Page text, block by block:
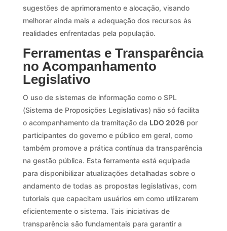
sugestões de aprimoramento e alocação, visando
melhorar ainda mais a adequação dos recursos às
realidades enfrentadas pela população.
Ferramentas e Transparência
no Acompanhamento
Legislativo
O uso de sistemas de informação como o SPL
(Sistema de Proposições Legislativas) não só facilita
o acompanhamento da tramitação da LDO 2026por
participantes do governo e público em geral, como
também promove a prática contínua da transparência
na gestão pública. Esta ferramenta está equipada
para disponibilizar atualizações detalhadas sobre o
andamento de todas as propostas legislativas, com
tutoriais que capacitam usuários em como utilizarem
eficientemente o sistema. Tais iniciativas de
transparência são fundamentais para garantir a